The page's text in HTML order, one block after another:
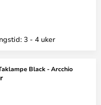
3 - 4 uker
Black - Arcchio